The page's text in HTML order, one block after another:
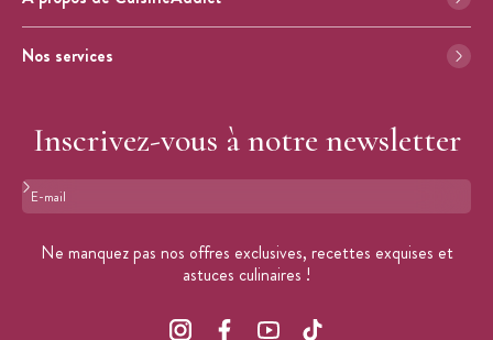
Nos services
Inscrivez-vous à notre newsletter
Format : adresse@email.com
Ne manquez pas nos offres exclusives, recettes exquises et
astuces culinaires !